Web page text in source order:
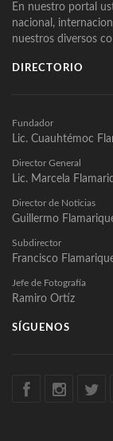
En nuestro portal
nacional,
nuestros diversos
DIRECTORIO
Fundador
Lic. Cuauhtémoc
Director General
Lic. Marcela
Director de Noticias
Guillermo
Subdirector
Francisco
Jefe de Fotografía
Ramiro Ortíz
SÍGUENOS